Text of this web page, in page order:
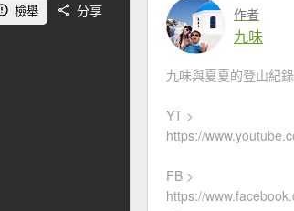
檢舉 分享 作者
九味
九味與夏夏的登山紀錄
YT >
https://
FB >
https://